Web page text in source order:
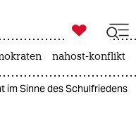

taz zahl ich
nahost-konflikt
im Sinne des Schulfriedens